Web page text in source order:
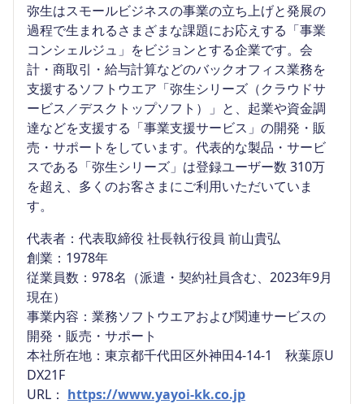
弥生はスモールビジネスの事業の立ち上げと発展の
過程で生まれるさまざまな課題にお応えする「事業
コンシェルジュ」をビジョンとする企業です。会
計・商取引・給与計算などのバックオフィス業務を
支援するソフトウエア「弥生シリーズ（クラウドサ
ービス／デスクトップソフト）」と、起業や資金調
達などを支援する「事業支援サービス」の開発・販
売・サポートをしています。代表的な製品・サービ
スである「弥生シリーズ」は登録ユーザー数 310万
を超え、多くのお客さまにご利用いただいていま
す。
代表者：代表取締役 社長執行役員 前山貴弘
創業：1978年
従業員数：978名（派遣・契約社員含む、2023年9月
現在）
事業内容：業務ソフトウエアおよび関連サービスの
開発・販売・サポート
本社所在地：東京都千代田区外神田4-14-1 秋葉原U
DX21F
URL： https://www.yayoi-kk.co.jp